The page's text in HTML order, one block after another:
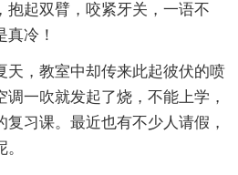
抱起双臂，咬紧牙关，一语不
冷！
，教室中却传来此起彼伏的喷
一吹就发起了烧，不能上学，
习课。最近也有不少人请假，